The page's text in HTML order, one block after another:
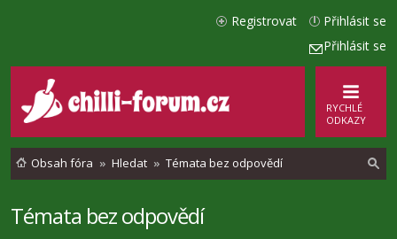
Přihlásit se
Přihlásit se
Registrovat
RYCHLÉ
ODKAZY
Obsah fóra Hledat Témata bez odpovědí
Témata bez odpovědí